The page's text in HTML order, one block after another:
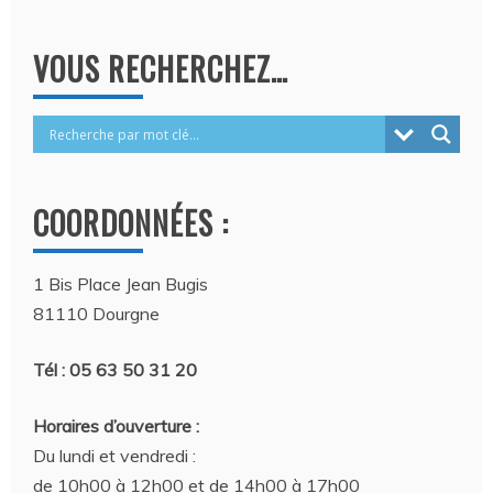
VOUS RECHERCHEZ…
COORDONNÉES :
1 Bis Place Jean Bugis
81110 Dourgne
Tél : 05 63 50 31 20
Horaires d’ouverture :
Du lundi et vendredi :
de 10h00 à 12h00 et de 14h00 à 17h00